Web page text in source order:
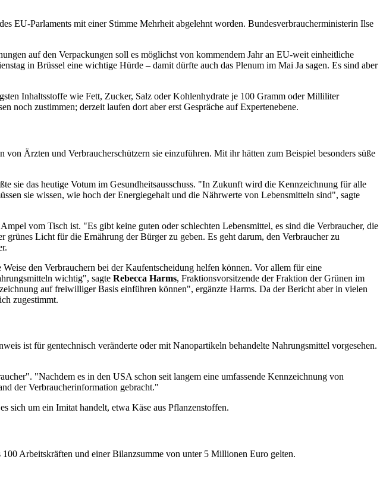
EU-Parlaments mit einer Stimme Mehrheit abgelehnt worden. Bundesverbraucherministerin Ilse
auf den Verpackungen soll es möglichst von kommendem Jahr an EU-weit einheitliche
in Brüssel eine wichtige Hürde – damit dürfte auch das Plenum im Mai Ja sagen. Es sind aber
Inhaltsstoffe wie Fett, Zucker, Salz oder Kohlenhydrate je 100 Gramm oder Milliliter
noch zustimmen; derzeit laufen dort aber erst Gespräche auf Expertenebene.
Ärzten und Verbraucherschützern sie einzuführen. Mit ihr hätten zum Beispiel besonders süße
sie das heutige Votum im Gesundheitsausschuss. "In Zukunft wird die Kennzeichnung für alle
sie wissen, wie hoch der Energiegehalt und die Nährwerte von Lebensmitteln sind", sagte
vom Tisch ist. "Es gibt keine guten oder schlechten Lebensmittel, es sind die Verbraucher, die
grünes Licht für die Ernährung der Bürger zu geben. Es geht darum, den Verbraucher zu
den Verbrauchern bei der Kaufentscheidung helfen können. Vor allem für eine
wichtig", sagte Rebecca Harms, Fraktionsvorsitzende der Fraktion der Grünen im
auf freiwilliger Basis einführen können", ergänzte Harms. Da der Bericht aber in vielen
zugestimmt.
ist für gentechnisch veränderte oder mit Nanopartikeln behandelte Nahrungsmittel vorgesehen.
"Nachdem es in den USA schon seit langem eine umfassende Kennzeichnung von
der Verbraucherinformation gebracht."
sich um ein Imitat handelt, etwa Käse aus Pflanzenstoffen.
Arbeitskräften und einer Bilanzsumme von unter 5 Millionen Euro gelten.